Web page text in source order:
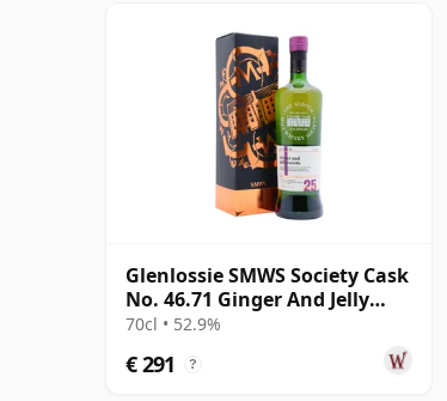
Glenlossie SMWS Society Cask
No. 46.71 Ginger And Jelly
Sweet 1992 25 jaar oud
70cl • 52.9%
€ 291 ?